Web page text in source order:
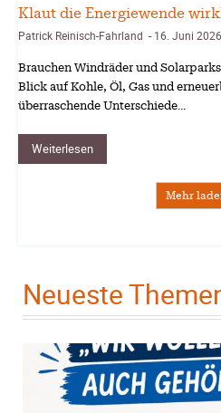
Klaut die Energiewende
Patrick Reinisch-Fahrland - 16. Juni 2026
Brauchen Windräder und
Blick auf Kohle, Öl, Gas und
überraschende Unterschiede…
Weiterlesen
Mehr
Neueste